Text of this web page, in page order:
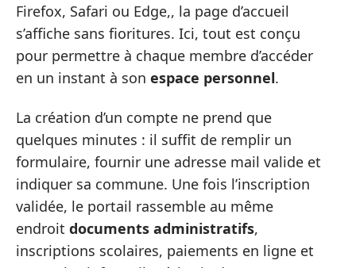
Firefox, Safari ou Edge,, la page d’accueil
s’affiche sans fioritures. Ici, tout est conçu
pour permettre à chaque membre d’accéder
en un instant à son espace personnel.
La création d’un compte ne prend que
quelques minutes : il suffit de remplir un
formulaire, fournir une adresse mail valide et
indiquer sa commune. Une fois l’inscription
validée, le portail rassemble au même
endroit documents administratifs,
inscriptions scolaires, paiements en ligne et